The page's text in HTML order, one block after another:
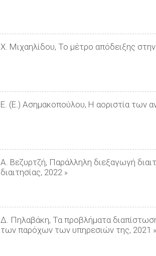
Χ. Μιχαηλίδου, Το μέτρο απόδειξης
Ε. (Ε.) Ασημακοπούλου, Η αοριστία των
Α. Βεζυρτζή, Παράλληλη διεξαγωγή
διαιτησίας, 2022 »
Δ. Πηλαβάκη, Τα προβλήματα
των παρόχων των υπηρεσιών της, 2021